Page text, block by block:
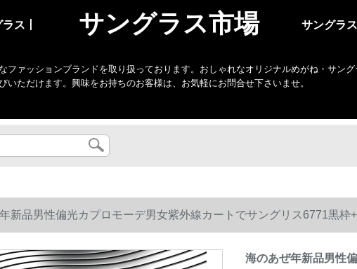
ス丨 サングラス市場 サングラス
ファッションブランドを取り扱っております。おしゃれなオリジナルめがね・サン
いただけます。興味をお持ちのお客様は、お気軽にお問合せ下さいませ。
新品男性偏光カプロモーデ男女紫外線カートでサングリス6771黒枠
海のあぜ年新品男性